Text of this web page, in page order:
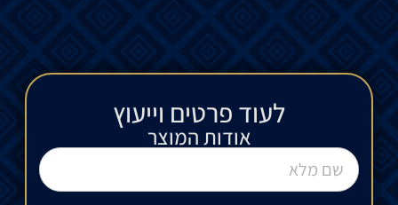
לעוד פרטים וייעוץ​
אודות המוצר